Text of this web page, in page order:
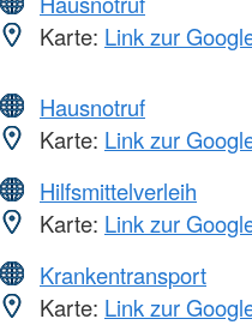
Karte: Link zur
Hausnotruf
Karte: Link zur
Hilfsmittelverleih
Karte: Link zur
Krankentransport
Karte: Link zur